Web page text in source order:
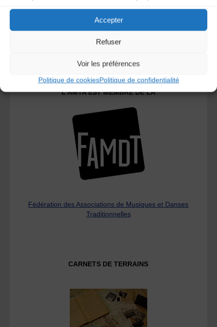
Accepter
Refuser
Voir les préférences
Politique de cookiesPolitique de confidentialité
Le distributeur des musiques Trad'
L’AMTA EST MEMBRE DE LA
Fédération des Associations de Musiques et Danses
Traditionnelles
CARNETS DE TERRAINS